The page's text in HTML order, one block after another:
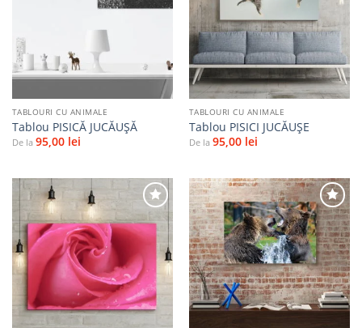
Adaugă
TABLOURI CU ANIMALE
Tablou PISICĂ JUCĂUȘĂ
De la 95,00 lei
Adaugă
favorite
TABLOURI CU ANIMALE
Tablou PISICI JUCĂUŞE
De la 95,00 lei
Adaugă
favorite
Adaugă
la
favorite